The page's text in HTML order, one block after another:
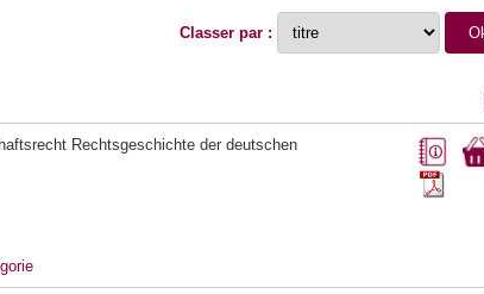
Classer par :
Rechtsgeschichte der deutschen